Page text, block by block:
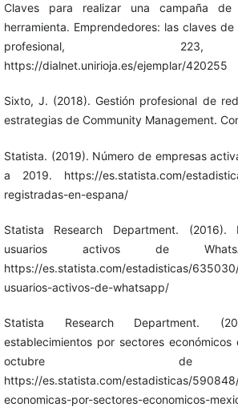
Claves para realizar una campaña
herramienta. Emprendedores: las claves
profesional,
https://dialnet.unirioja.es/ejemplar/420255
Sixto, J. (2018). Gestión profesional de
estrategias de Community Management.
Statista. (2019). Número de empresas
a 2019. https://es.statista.com/
registradas-en-espana/
Statista Research Department. (2016).
usuarios activos de
https://es.statista.com/estadisticas/
usuarios-activos-de-whatsapp/
Statista Research Department.
establecimientos por sectores
octubre de
https://es.statista.com/estadisticas/
economicas-por-sectores-economicos-